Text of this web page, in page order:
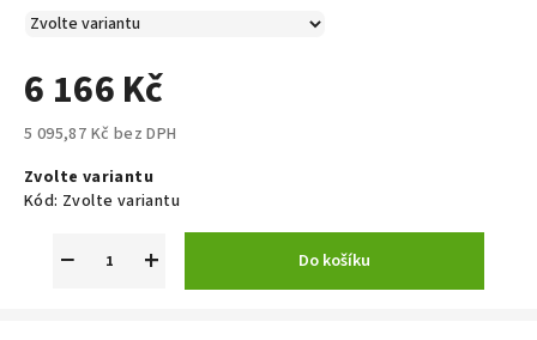
6 166 Kč
5 095,87 Kč bez DPH
cena:
Zvolte variantu
Kód: Zvolte variantu
+
− Do košíku